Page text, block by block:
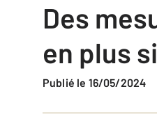
Des
en plus
Publié le 16/05/2024